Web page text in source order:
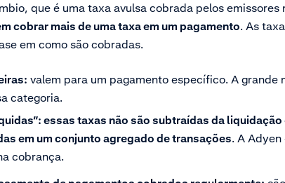
que é uma taxa avulsa cobrada pelos emissores
cobrar mais de uma taxa em um pagamento. As
em como são cobradas.
valem para um pagamento específico. A grande
categoria.
essas taxas não são subtraídas da
em um conjunto agregado de transações. A
cobrança.